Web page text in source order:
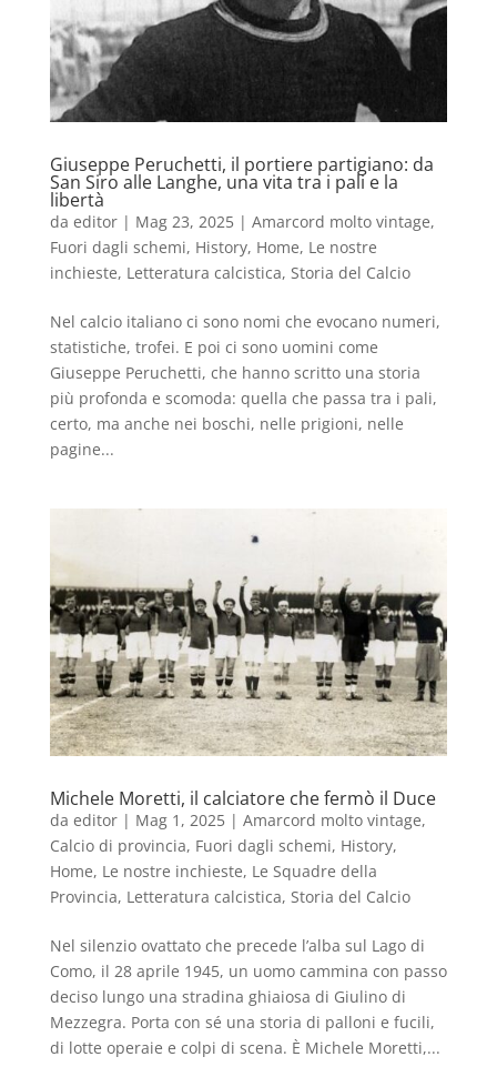
Giuseppe Peruchetti, il portiere partigiano: da
San Siro alle Langhe, una vita tra i pali e la
libertà
da editor| Mag 23, 2025| Amarcord molto vintage,
Fuori dagli schemi, History, Home, Le nostre
inchieste, Letteratura calcistica, Storia del Calcio
Nel calcio italiano ci sono nomi che evocano numeri,
statistiche, trofei. E poi ci sono uomini come
Giuseppe Peruchetti, che hanno scritto una storia
più profonda e scomoda: quella che passa tra i pali,
certo, ma anche nei boschi, nelle prigioni, nelle
pagine...
Michele Moretti, il calciatore che fermò il Duce
da editor| Mag 1, 2025| Amarcord molto vintage,
Calcio di provincia, Fuori dagli schemi, History,
Home, Le nostre inchieste, Le Squadre della
Provincia, Letteratura calcistica, Storia del Calcio
Nel silenzio ovattato che precede l’alba sul Lago di
Como, il 28 aprile 1945, un uomo cammina con passo
deciso lungo una stradina ghiaiosa di Giulino di
Mezzegra. Porta con sé una storia di palloni e fucili,
di lotte operaie e colpi di scena. È Michele Moretti,...